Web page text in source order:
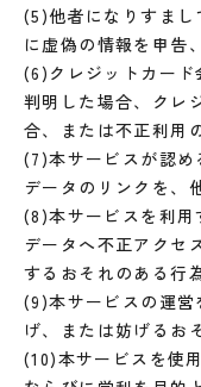
(5)他者になりすまし
に虚偽の情報を申告
(6)クレジットカード
判明した場合、クレ
合、または不正利用
(7)本サービスが認め
データのリンクを、
(8)本サービスを利用
データへ不正アクセ
するおそれのある行
(9)本サービスの運営
げ、または妨げるお
(10)本サービスを使